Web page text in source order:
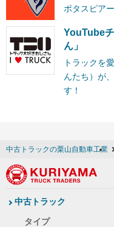
ボタスピア
YouTube
ん」
トラックを
んたち）が
す！
中古トラックの栗山自動車工業
中古トラック
タイプ